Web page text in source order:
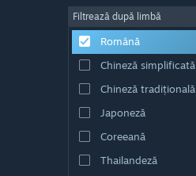
Filtrează după limbă
Română
Chineză simplificată
Chineză tradițională
Japoneză
Coreeană
Thailandeză